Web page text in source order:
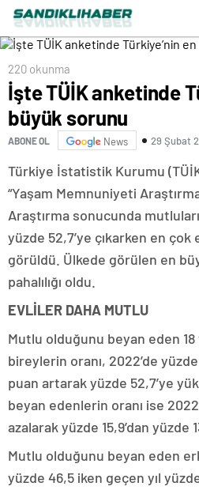
220 okunma
İşte TÜİK anketinde
büyük sorunu
ABONE OL News 29 Şubat
Türkiye İstatistik Kurumu
“Yaşam Memnuniyeti
Araştırma sonucunda
yüzde 52,7’ye çıkarken en
görüldü. Ülkede görülen en
pahalılığı oldu.
EVLİLER DAHA MUTLU
Mutlu olduğunu beyan eden
bireylerin oranı, 2022’de
puan artarak yüzde 52,7’ye
beyan edenlerin oranı ise
azalarak yüzde 15,9’dan yüzde
Mutlu olduğunu beyan eden
yüzde 46,5 iken geçen yıl